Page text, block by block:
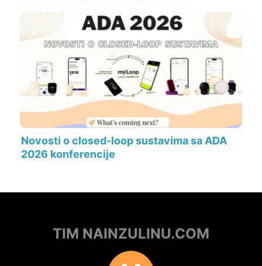
Novosti o closed-loop sustavima sa ADA
2026 konferencije
TIM NAINZULINU.COM